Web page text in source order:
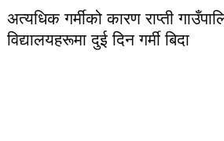
अत्यधिक गर्मीको कारण राप्ती
विद्यालयहरूमा दुई दिन गर्मी बिदा